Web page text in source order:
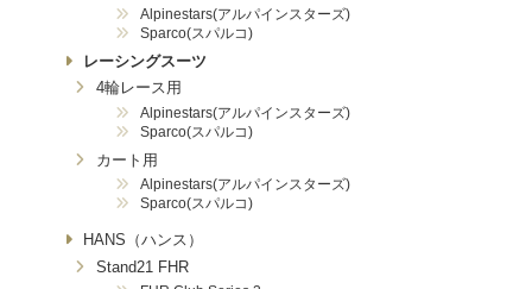
Alpinestars(アルパインスターズ)
Sparco(スパルコ)
レーシングスーツ
4輪レース用
Alpinestars(アルパインスターズ)
Sparco(スパルコ)
カート用
Alpinestars(アルパインスターズ)
Sparco(スパルコ)
HANS（ハンス）
Stand21 FHR